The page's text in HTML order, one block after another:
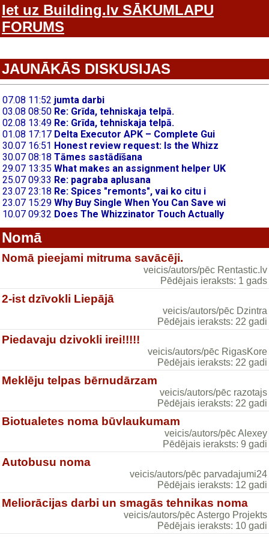
Iet uz Building.lv SĀKUMLAPU
FORUMS
JAUNĀKĀS DISKUSIJAS
Nomā
Nomā pieejami mitruma savācēji.
veicis/autors/pēc Rentastic.lv
Pēdējais ieraksts: 1 gads
2-ist dzīvokli Liepājā
veicis/autors/pēc Dzintra
Pēdējais ieraksts: 22 gadi
Piedavaju dzivokli irei!!!!!
veicis/autors/pēc RigasKore
Pēdējais ieraksts: 22 gadi
Meklēju telpas bērnudārzam
veicis/autors/pēc razotajs
Pēdējais ieraksts: 22 gadi
Biotualetes noma būvlaukumam
veicis/autors/pēc Alexey
Pēdējais ieraksts: 9 gadi
Autobusu noma
veicis/autors/pēc parvadajumi24
Pēdējais ieraksts: 12 gadi
Meliorācijas darbi un smagās tehnikas noma
veicis/autors/pēc Astergo Projekts
Pēdējais ieraksts: 10 gadi